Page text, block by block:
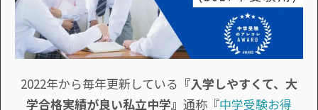
2022年から毎年更新している 『入学しやすくて、大
学合格実績が良い私立中学』 通称『中学受験お得